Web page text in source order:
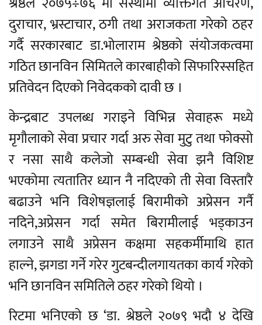
दुराचार, भ्रस्टाचार, ठगी तथा अराजकता गरेको ठहर
गर्दै सरकारबाट डा.भोलाराम श्रेष्ठको संयोजकत्वमा
गठित छानविन सिमितले कारबाहीको सिफारिस्सहित
प्रतिवेदन दिएको निवेदकको दावी छ ।
केन्द्रबाट उपलब्ध गराइने विभिन्न सेवाहरू मध्ये
मृगौलाको सेवा प्रचार गर्दा अरु सेवा मुटु तथा फोक्सो
र नसा साथै कलेजो सम्बन्धी सेवा झनै विशिष्ट
भएकोमा त्यतातिर ध्यान नै नदिएको ती सेवा विस्तारै
बढाउने भनि विशेषज्ञलाई बिरामीको अप्रेसन गर्नै
नदिने,अप्रेसन गर्दा समेत बिरामीलाई भड्काउन
लगाउने साथै अप्रेसन कक्षमा सहकर्मीमाथि हात
हाल्ने, झगडा गर्ने गरेर गुटबन्दीलगायतका कार्य गरेको
भनि छानविन समितिले ठहर गरेको थियो ।
रिटमा भनिएको छ ‘डा. श्रेष्ठले २०७९ भदौ ४ देखि